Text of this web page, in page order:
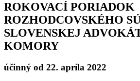
ROKOVACÍ PORIADOK
ROZHODCOVSKÉHO
SLOVENSKEJ
KOMORY
účinný od 22. apríla 2022